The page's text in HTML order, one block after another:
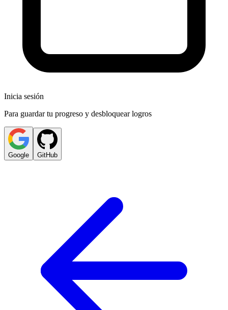
Inicia sesión
Para guardar tu progreso y desbloquear logros
Google GitHub